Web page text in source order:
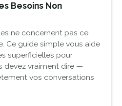
Besoins Non
ne concernent pas ce
Ce guide simple vous aide
superficielles pour
devez vraiment dire —
vos conversations